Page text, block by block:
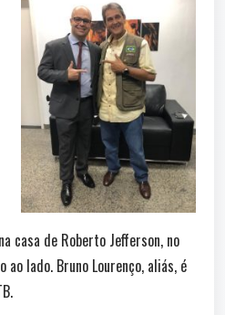
casa de Roberto Jefferson, no
lado. Bruno Lourenço, aliás, é